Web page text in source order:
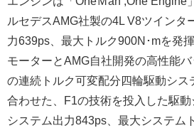
ルセデスAMG社製の4L V8ツインタ
力639ps、最大トルク900N･mを発
モーターとAMG自社開発の高性能
の連続トルク可変配分四輪駆動シス
合わせた、F1の技術を投入した駆動
システム出力843ps、最大システム